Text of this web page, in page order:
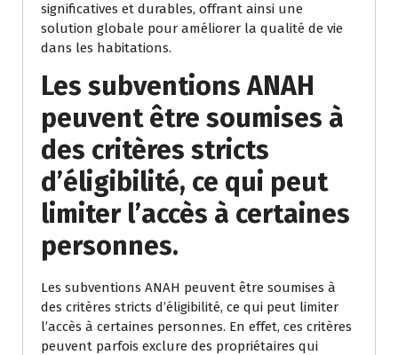
significatives et durables, offrant ainsi une
solution globale pour améliorer la qualité de vie
dans les habitations.
Les subventions ANAH
peuvent être soumises à
des critères stricts
d’éligibilité, ce qui peut
limiter l’accès à certaines
personnes.
Les subventions ANAH peuvent être soumises à
des critères stricts d’éligibilité, ce qui peut limiter
l’accès à certaines personnes. En effet, ces critères
peuvent parfois exclure des propriétaires qui